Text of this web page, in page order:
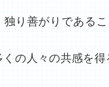
独り善がりである
くの人々の共感を